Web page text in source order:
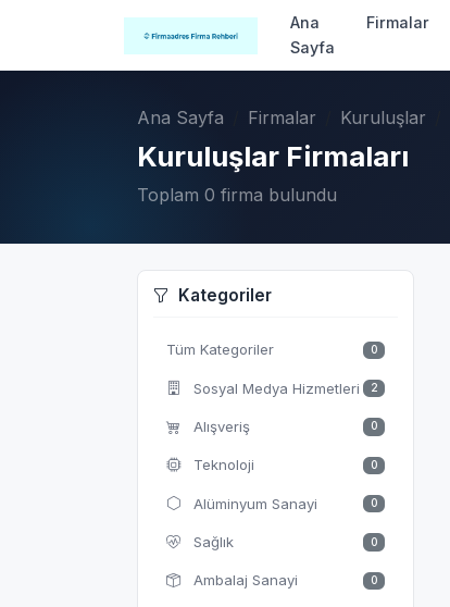
Ana
Sayfa
Firmalar
Ana Sayfa Firmalar Kuruluşlar
Kuruluşlar Firmaları
Toplam 0 firma bulundu
Kategoriler
Tüm Kategoriler 0
Sosyal Medya Hizmetleri 2
Alışveriş 0
Teknoloji 0
Alüminyum Sanayi 0
Sağlık 0
Ambalaj Sanayi 0